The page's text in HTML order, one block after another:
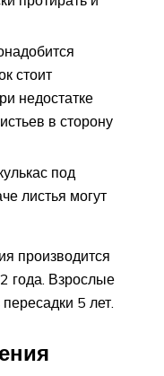
стоит
недостатке
в сторону
под
листья могут
производится
года. Взрослые
5 лет.